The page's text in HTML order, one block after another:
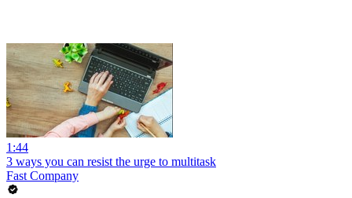
1:44
3 ways you can resist the urge to multitask
Fast Company